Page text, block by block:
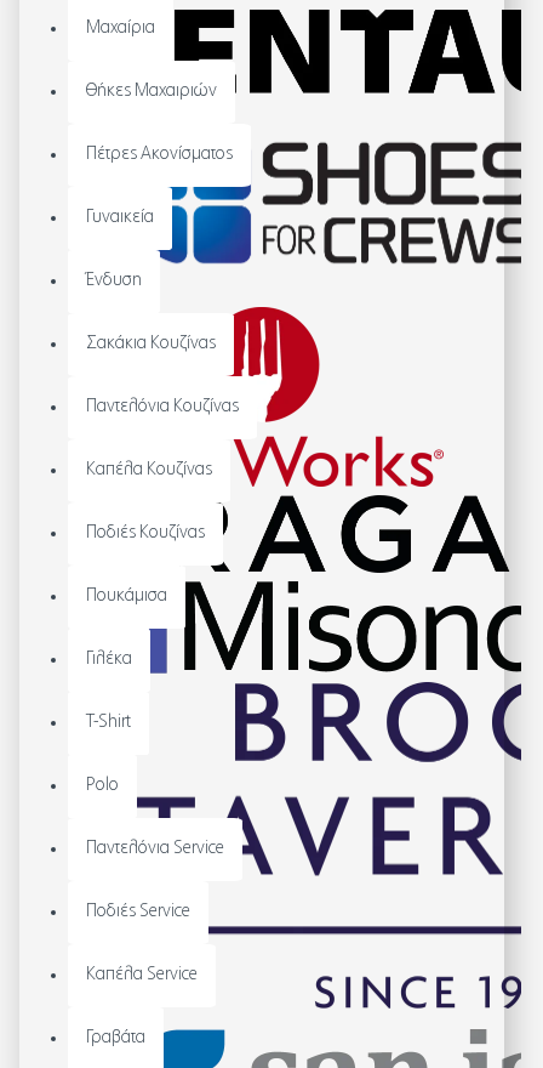
Μαχαίρια
Θήκες Μαχαιριών
Πέτρες Ακονίσματος
Γυναικεία
Ένδυση
Σακάκια Κουζίνας
Παντελόνια Κουζίνας
Καπέλα Κουζίνας
Ποδιές Κουζίνας
Πουκάμισα
Γιλέκα
T-Shirt
Polo
Παντελόνια Service
Ποδιές Service
Καπέλα Service
Γραβάτα